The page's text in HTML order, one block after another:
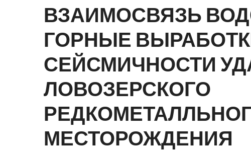
ВЗАИМОСВЯЗЬ
ГОРНЫЕ
СЕЙСМИЧНОСТИ
ЛОВОЗЕРСКОГО
МЕСТОРОЖДЕНИЯ